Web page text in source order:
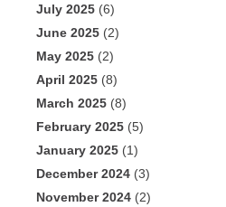
July 2025 (6)
June 2025 (2)
May 2025 (2)
April 2025 (8)
March 2025 (8)
February 2025 (5)
January 2025 (1)
December 2024 (3)
November 2024 (2)